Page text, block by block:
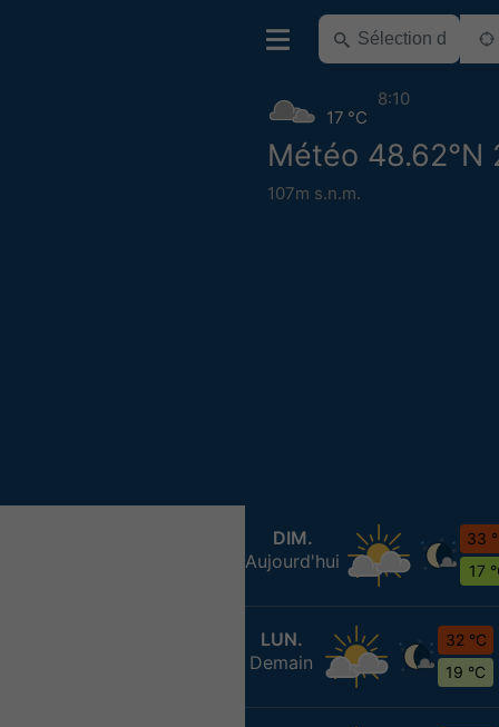
Météo 48.62°N
107m s.n.m.
17 °C
8:10
DIM.
Aujourd'hui
33
17
LUN.
Demain
32 °C
19 °C